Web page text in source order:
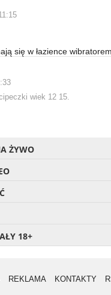
się w łazience
wiek 12 15.
ŻYWO
18+
REKLAMA KONTAKTY